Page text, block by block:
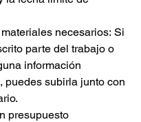
necesarios: Si
parte del trabajo o
información
puedes subirla junto con
presupuesto